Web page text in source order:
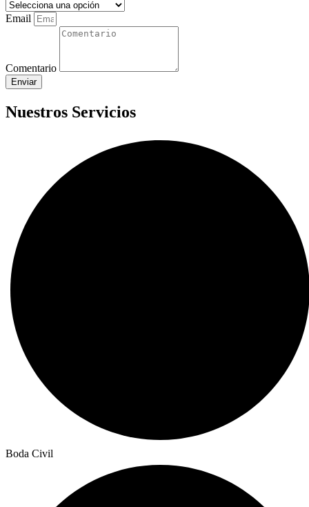
Email
Comentario
Enviar
Nuestros Servicios
Boda Civil